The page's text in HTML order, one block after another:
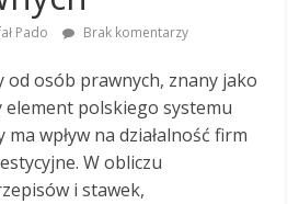
Pado Brak komentarzy
od osób prawnych, znany jako
polskiego systemu
wpływ na działalność firm
W obliczu
i stawek,